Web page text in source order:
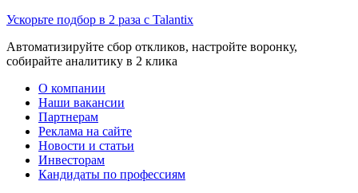
Ускорьте подбор в 2 раза с Talantix
Автоматизируйте сбор откликов, настройте воронку,
собирайте аналитику в 2 клика
О компании
Наши вакансии
Партнерам
Реклама на сайте
Новости и статьи
Инвесторам
Кандидаты по профессиям